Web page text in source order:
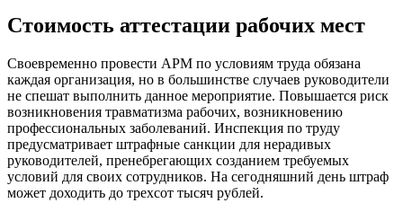
Стоимость аттестации рабочих мест
Своевременно провести АРМ по условиям труда обязана
каждая организация, но в большинстве случаев руководители
не спешат выполнить данное мероприятие. Повышается риск
возникновения травматизма рабочих, возникновению
профессиональных заболеваний. Инспекция по труду
предусматривает штрафные санкции для нерадивых
руководителей, пренебрегающих созданием требуемых
условий для своих сотрудников. На сегодняшний день штраф
может доходить до трехсот тысяч рублей.